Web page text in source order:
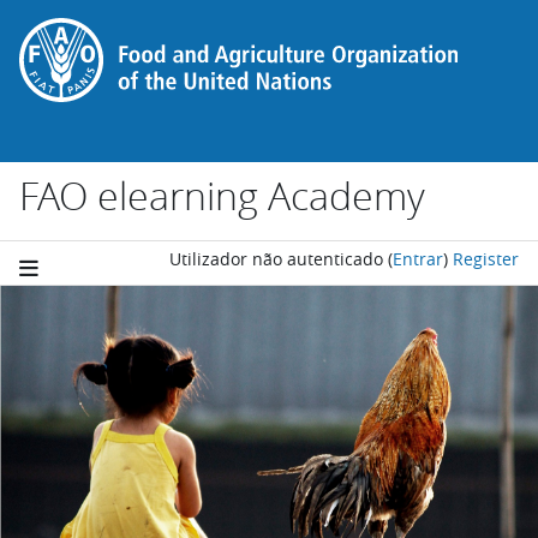
Ir para o conteúdo principal
FAO elearning Academy
Utilizador não autenticado (Entrar) Register